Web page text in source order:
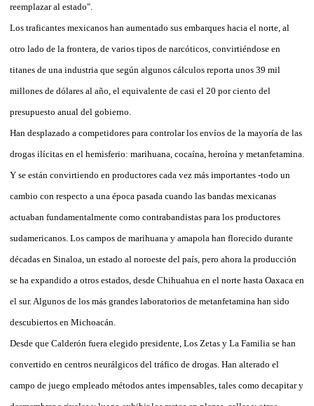
reemplazar al estado".
Los traficantes mexicanos han aumentado sus embarques hacia el norte, al
otro lado de la frontera, de varios tipos de narcóticos, convirtiéndose en
titanes de una industria que según algunos cálculos reporta unos 39 mil
millones de dólares al año, el equivalente de casi el 20 por ciento del
presupuesto anual del gobierno.
Han desplazado a competidores para controlar los envíos de la mayoría de las
drogas ilícitas en el hemisferio: marihuana, cocaína, heroína y metanfetamina.
Y se están convirtiendo en productores cada vez más importantes -todo un
cambio con respecto a una época pasada cuando las bandas mexicanas
actuaban fundamentalmente como contrabandistas para los productores
sudamericanos. Los campos de marihuana y amapola han florecido durante
décadas en Sinaloa, un estado al noroeste del país, pero ahora la producción
se ha expandido a otros estados, desde Chihuahua en el norte hasta Oaxaca en
el sur. Algunos de los más grandes laboratorios de metanfetamina han sido
descubiertos en Michoacán.
Desde que Calderón fuera elegido presidente, Los Zetas y La Familia se han
convertido en centros neurálgicos del tráfico de drogas. Han alterado el
campo de juego empleado métodos antes impensables, tales como decapitar y